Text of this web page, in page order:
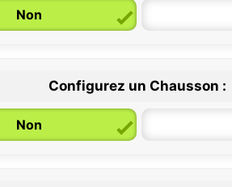
Non
6 / 12 mois
Configurez un Chausson :
Non